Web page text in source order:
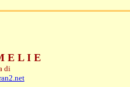
E L I E
di